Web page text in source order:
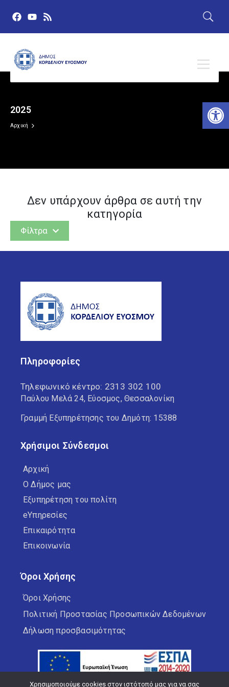
2025
Αρχική
Δεν υπάρχουν άρθρα σε αυτή την
κατηγορία
Δελτία Τύπου
Δράσεις
Ανά θέμα
Βιβλιοθήκη Ελευθερίου
Βιβλιοθήκη Ευόσμου
Δ.Κ. Ελευθερίου Κορδελιού
Δ.Κ. Ευόσμου
Δημοτικοί Κινηματογράφοι
Εξωστρέφεια
ΚΑΠΗ
Καταστήματα Υγειονομικού
Κέντρο Κοινωνικής Στήριξης
Φίλτρα
Πληροφορίες
Τηλεφωνικό κέντρο: 2313 302 100
Παύλου Μελά 24, Εύοσμος, Θεσσαλονίκη
Γραμμή Εξυπηρέτησης του Δημότη: 15388
Χρήσιμοι Σύνδεσμοι
Αρχική
Ο Δήμος μας
Εξυπηρέτηση του πολίτη
eΥπηρεσίες
Επικαιρότητα
Επικοινωνία
Όροι Χρήσης
Όροι Χρήσης
Πολιτική Προστασίας Προσωπικών Δεδομένων
Δήλωση προσβασιμότητας
Χρησιμοποιούμε cookies στον ιστότοπό μας για να σας